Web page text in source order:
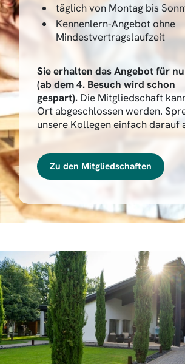
täglich von Montag bis
Kennenlern-Angebot ohne
Mindestvertragslaufzeit
Sie erhalten das Angebot für
(ab dem 4. Besuch wird schon
gespart). Die Mitgliedschaft
Ort abgeschlossen werden.
unsere Kollegen einfach darauf
Zu den Mitgliedschaften